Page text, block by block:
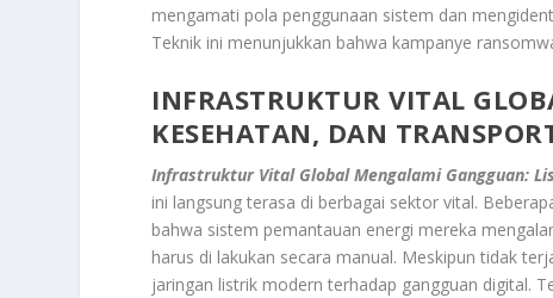
mengamati pola penggunaan sistem dan
Teknik ini menunjukkan bahwa kampanye
INFRASTRUKTUR VITAL
KESEHATAN, DAN
Infrastruktur Vital Global Mengalami Gangguan:
ini langsung terasa di berbagai sektor vital.
bahwa sistem pemantauan energi mereka
harus di lakukan secara manual. Meskipun tidak
jaringan listrik modern terhadap gangguan digital.